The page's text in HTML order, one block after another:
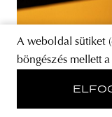
A weboldal sütiket
böngészés mellett